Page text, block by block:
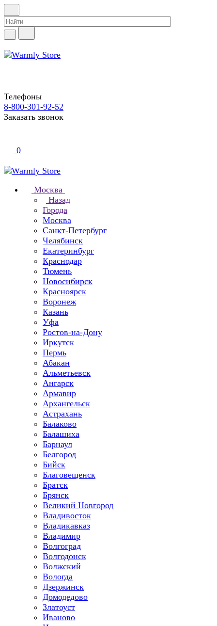
Телефоны
8-800-301-92-52
Заказать звонок
0
Москва
Назад
Города
Москва
Санкт-Петербург
Челябинск
Екатеринбург
Краснодар
Тюмень
Новосибирск
Красноярск
Воронеж
Казань
Уфа
Ростов-на-Дону
Иркутск
Пермь
Абакан
Альметьевск
Ангарск
Армавир
Архангельск
Астрахань
Балаково
Балашиха
Барнаул
Белгород
Бийск
Благовещенск
Братск
Брянск
Великий Новгород
Владивосток
Владикавказ
Владимир
Волгоград
Волгодонск
Волжский
Вологда
Дзержинск
Домодедово
Златоуст
Иваново